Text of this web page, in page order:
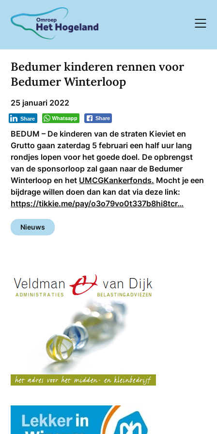
content
Bedumer kinderen rennen voor
Bedumer Winterloop
25 januari 2022
Whatsapp Share
Share
BEDUM – De kinderen van de straten Kieviet en
Grutto gaan zaterdag 5 februari een half uur lang
rondjes lopen voor het goede doel. De opbrengst
van de sponsorloop zal gaan naar de Bedumer
Winterloop en het UMCGKankerfonds. Mocht je een
bijdrage willen doen dan kan dat via deze link:
https://tikkie.me/pay/o3o79vo0t337b8hi8tcr…
Nieuws